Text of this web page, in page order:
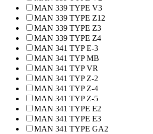
MAN 339 TYPE V3
MAN 339 TYPE Z12
MAN 339 TYPE Z3
MAN 339 TYPE Z4
MAN 341 TYP E-3
MAN 341 TYP MB
MAN 341 TYP VR
MAN 341 TYP Z-2
MAN 341 TYP Z-4
MAN 341 TYP Z-5
MAN 341 TYPE E2
MAN 341 TYPE E3
MAN 341 TYPE GA2